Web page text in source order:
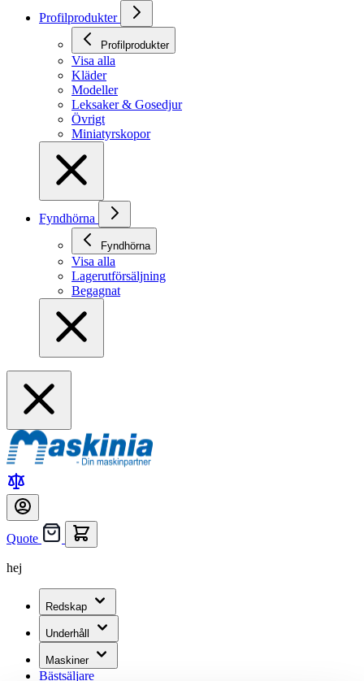
Profilprodukter
Profilprodukter
Visa alla
Kläder
Modeller
Leksaker & Gosedjur
Övrigt
Miniatyrskopor
Fyndhörna
Fyndhörna
Visa alla
Lagerutförsäljning
Begagnat
Quote
hej
Redskap
Underhåll
Maskiner
Bästsäljare